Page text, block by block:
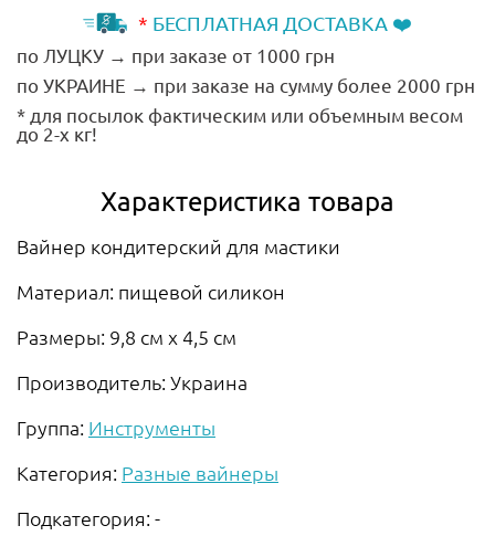
* БЕСПЛАТНАЯ ДОСТАВКА ❤️
по ЛУЦКУ → при заказе от 1000 грн
по УКРАИНЕ → при заказе на сумму более 2000 грн
* для посылок фактическим или объемным весом
до 2-х кг!
Характеристика товара
Вайнер кондитерский для мастики
Материал: пищевой силикон
Размеры: 9,8 см х 4,5 см
Производитель: Украина
Группа: Инструменты
Категория: Разные вайнеры
Подкатегория: -